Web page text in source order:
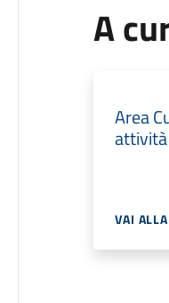
A
Area
VAI